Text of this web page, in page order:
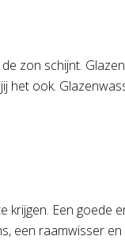
schijnt.
ook.
Een goede
een raamwisser